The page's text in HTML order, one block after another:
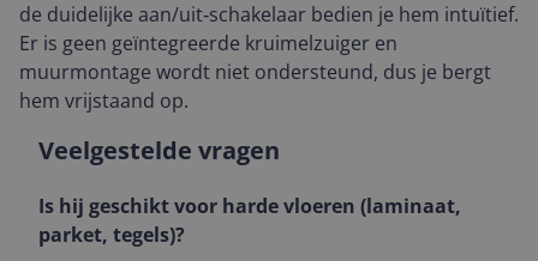
de duidelijke aan/uit‑schakelaar bedien je hem intuïtief.
Er is geen geïntegreerde kruimelzuiger en
muurmontage wordt niet ondersteund, dus je bergt
hem vrijstaand op.
Veelgestelde vragen
Is hij geschikt voor harde vloeren (laminaat,
parket, tegels)?